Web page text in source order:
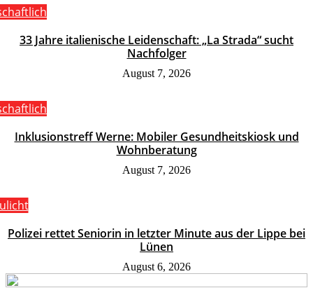
33 Jahre italienische Leidenschaft: „La Strada“ sucht
Nachfolger
August 7, 2026
Inklusionstreff Werne: Mobiler Gesundheitskiosk und
Wohnberatung
August 7, 2026
Polizei rettet Seniorin in letzter Minute aus der Lippe bei
Lünen
August 6, 2026